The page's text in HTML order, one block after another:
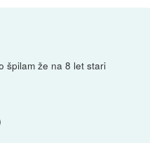
špilam že na 8 let stari